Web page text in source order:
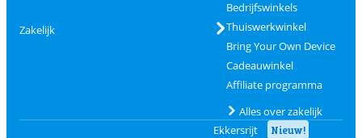
Zakelijk
Bedrijfswinkels
Thuiswerkwinkel
Bring Your Own Device
Cadeauwinkel
Affiliate programma
Alles over zakelijk
Ekkersrijt Nieuw!